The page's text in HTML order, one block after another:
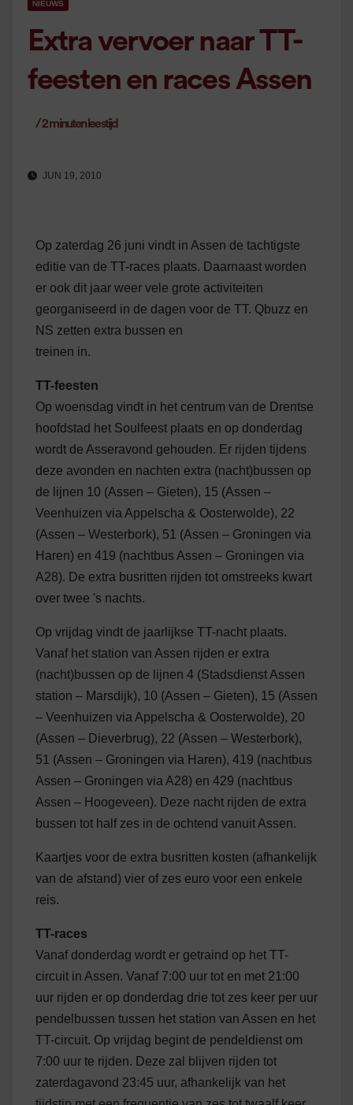
NIEUWS
Extra vervoer naar TT-
feesten en races Assen
/2minuten leestijd
JUN 19, 2010
Op zaterdag 26 juni vindt in Assen de tachtigste
editie van de TT-races plaats. Daarnaast worden
er ook dit jaar weer vele grote activiteiten
georganiseerd in de dagen voor de TT. Qbuzz en
NS zetten extra bussen en
treinen in.
TT-feesten
Op woensdag vindt in het centrum van de Drentse
hoofdstad het Soulfeest plaats en op donderdag
wordt de Asseravond gehouden. Er rijden tijdens
deze avonden en nachten extra (nacht)bussen op
de lijnen 10 (Assen – Gieten), 15 (Assen –
Veenhuizen via Appelscha & Oosterwolde), 22
(Assen – Westerbork), 51 (Assen – Groningen via
Haren) en 419 (nachtbus Assen – Groningen via
A28). De extra busritten rijden tot omstreeks kwart
over twee 's nachts.
Op vrijdag vindt de jaarlijkse TT-nacht plaats.
Vanaf het station van Assen rijden er extra
(nacht)bussen op de lijnen 4 (Stadsdienst Assen
station – Marsdijk), 10 (Assen – Gieten), 15 (Assen
– Veenhuizen via Appelscha & Oosterwolde), 20
(Assen – Dieverbrug), 22 (Assen – Westerbork),
51 (Assen – Groningen via Haren), 419 (nachtbus
Assen – Groningen via A28) en 429 (nachtbus
Assen – Hoogeveen). Deze nacht rijden de extra
bussen tot half zes in de ochtend vanuit Assen.
Kaartjes voor de extra busritten kosten (afhankelijk
van de afstand) vier of zes euro voor een enkele
reis.
TT-races
Vanaf donderdag wordt er getraind op het TT-
circuit in Assen. Vanaf 7:00 uur tot en met 21:00
uur rijden er op donderdag drie tot zes keer per uur
pendelbussen tussen het station van Assen en het
TT-circuit. Op vrijdag begint de pendeldienst om
7:00 uur te rijden. Deze zal blijven rijden tot
zaterdagavond 23:45 uur, afhankelijk van het